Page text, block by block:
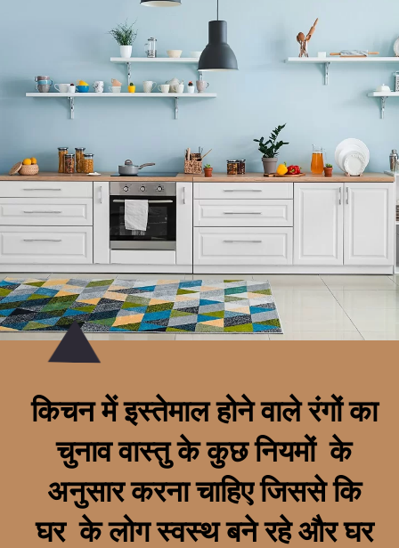
किचन में इस्तेमाल होने वाले रंगों का
चुनाव वास्तु के कुछ नियमों के
अनुसार करना चाहिए जिससे कि
घर के लोग स्वस्थ बने रहे और घर